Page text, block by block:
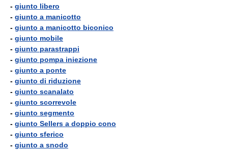
- giunto libero
- giunto a manicotto
- giunto a manicotto biconico
- giunto mobile
- giunto parastrappi
- giunto pompa iniezione
- giunto a ponte
- giunto di riduzione
- giunto scanalato
- giunto scorrevole
- giunto segmento
- giunto Sellers a doppio cono
- giunto sferico
- giunto a snodo